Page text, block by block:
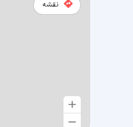
نقشه